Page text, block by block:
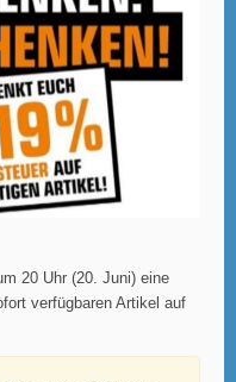
20 Uhr (20. Juni) eine
verfügbaren Artikel auf